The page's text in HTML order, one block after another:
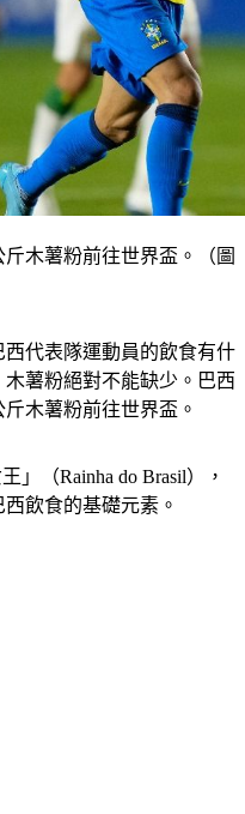
木薯粉前往世界盃。（圖
代表隊運動員的飲食有什
薯粉絕對不能缺少。巴西
」（Rainha do Brasil），